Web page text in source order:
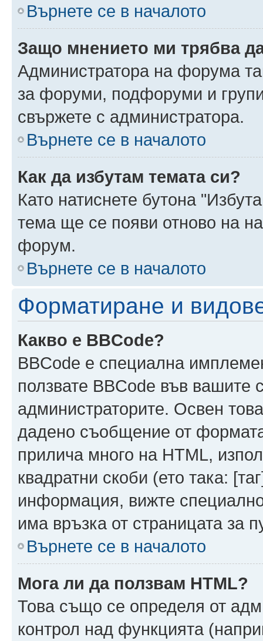
Върнете се в началото
Защо мнението ми трябва
Администратора на форума
за форуми, подфоруми и
свържете с администратора.
Върнете се в началото
Как да избутам темата си?
Като натиснете бутона
тема ще се появи отново на
форум.
Върнете се в началото
Форматиране и
Какво е BBCode?
BBCode е специална
ползвате BBCode във
администраторите. Освен
дадено съобщение от
прилича много на HTML,
квадратни скоби (ето така:
информация, вижте
има връзка от страницата за
Върнете се в началото
Мога ли да ползвам HTML?
Това също се определя от
контрол над функцията